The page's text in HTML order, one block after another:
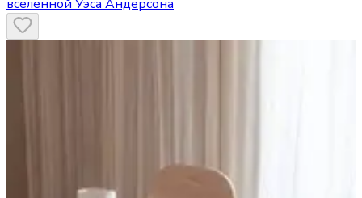
вселенной Уэса Андерсона